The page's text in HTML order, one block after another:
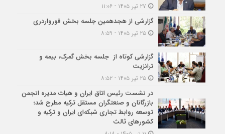
گزارشی از هجدهمین جلسه بخش فورواردری
۲۵ تیر ۱۴۰۵ - ۸:۵۹
گزارشی کوتاه از جلسه بخش گمرک، بیمه و
ترانزیت
۲۵ تیر ۱۴۰۵ - ۸:۵۲
در نشست رئیس اتاق ایران و هیات مدیره انجمن
بازرگانان و صنعتگران مستقل ترکیه مطرح شد؛
توسعه روابط تجاری شبکه‌ای ایران و ترکیه و
کشورهای ثالث